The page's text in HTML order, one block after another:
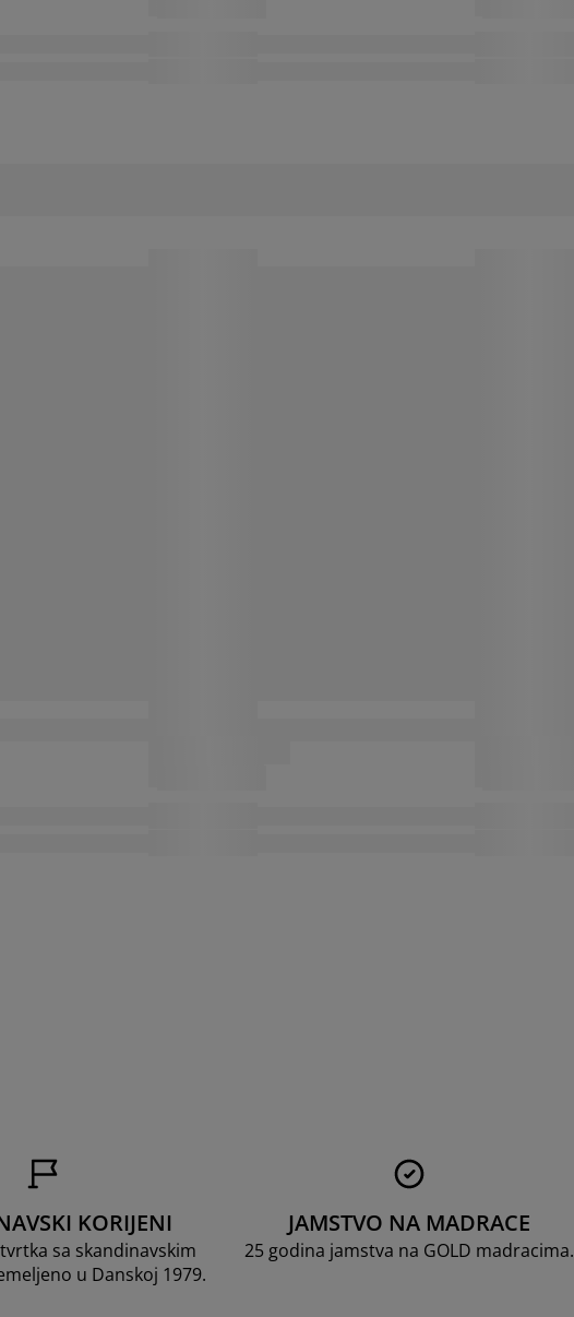
KORIJENI
sa skandinavskim
u Danskoj 1979.
JAMSTVO NA MADRACE
25 godina jamstva na GOLD madracima.